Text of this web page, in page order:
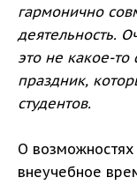
гармонично
деятельность.
это не какое-
праздник,
студентов.
О
внеучебное